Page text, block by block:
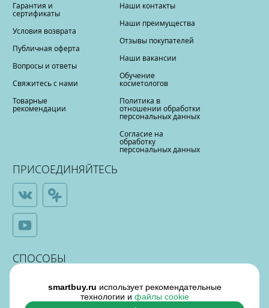
Гарантия и
сертификаты
Условия возврата
Публичная оферта
Вопросы и ответы
Свяжитесь с нами
Товарные
рекомендации
Наши контакты
Наши преимущества
Отзывы покупателей
Наши вакансии
Обучение
косметологов
Политика в
отношении обработки
персональных данных
Согласие на
обработку
персональных данных
ПРИСОЕДИНЯЙТЕСЬ
СПОСОБЫ
ОПЛАТЫ
smartbuy.ru использует рекомендательные
технологии и файлы cookie